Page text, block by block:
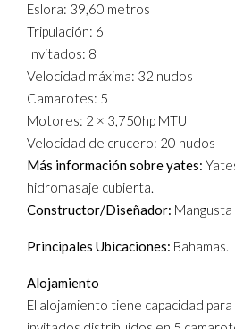
Eslora: 39,60 metros
Tripulación: 6
Invitados: 8
Velocidad máxima: 32 nudos
Camarotes: 5
Motores: 2 × 3,750hp MTU
Velocidad de crucero: 20 nudos
Más información sobre yates:
hidromasaje cubierta.
Constructor/Diseñador:
Principales Ubicaciones: Bahamas.
Alojamiento
El alojamiento tiene capacidad